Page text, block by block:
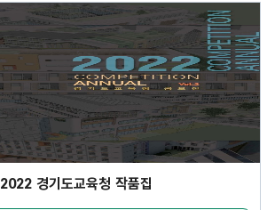
2022 경기도교육청 작품집